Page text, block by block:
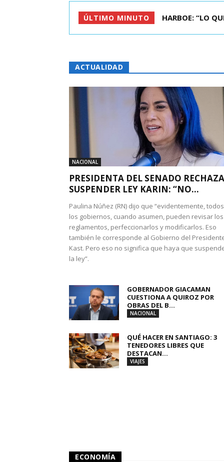
ÚLTIMO MINUTO HARBOE: “LO QUE
BIMINISTRO
ACTUALIDAD
NACIONAL
PRESIDENTA DEL SENADO RECHAZA
SUSPENDER LEY KARIN: “NO...
Paulina Núñez (RN) dijo que “evidentemente, todos
los gobiernos, cuando asumen, pueden revisar los
reglamentos, perfeccionarlos y modificarlos. Eso
también le corresponde al Gobierno del
Kast. Pero eso no significa que haya que
la ley”.
GOBERNADOR GIACAMAN
CUESTIONA A QUIROZ POR
OBRAS DEL B...
NACIONAL
QUÉ HACER EN SANTIAGO: 3
TENEDORES LIBRES QUE
DESTACAN...
VIAJES
ECONOMÍA